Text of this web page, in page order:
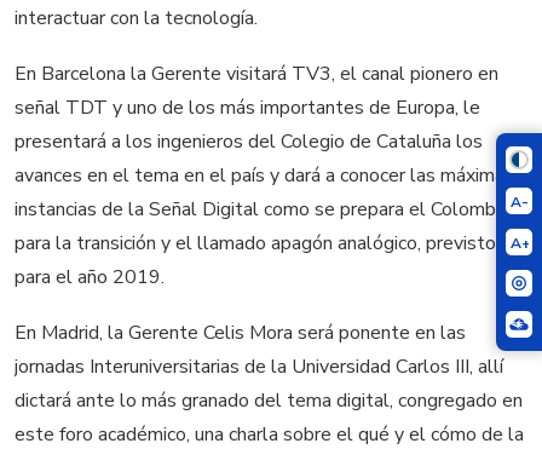
A-
A+
interactuar con la tecnología.
En Barcelona la Gerente visitará TV3, el canal pionero en
señal TDT y uno de los más importantes de Europa, le
presentará a los ingenieros del Colegio de Cataluña los
avances en el tema en el país y dará a conocer las máximas
instancias de la Señal Digital como se prepara el Colombia
para la transición y el llamado apagón analógico, previsto
para el año 2019.
En Madrid, la Gerente Celis Mora será ponente en las
jornadas Interuniversitarias de la Universidad Carlos III, allí
dictará ante lo más granado del tema digital, congregado en
este foro académico, una charla sobre el qué y el cómo de la